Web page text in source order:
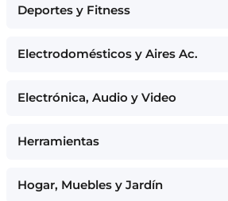
Deportes y Fitness
Electrodomésticos y Aires Ac.
Electrónica, Audio y Video
Herramientas
Hogar, Muebles y Jardín